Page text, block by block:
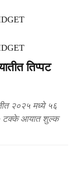
तिप्पट
२०२५ मध्ये ५६
टक्के आयात शुल्क